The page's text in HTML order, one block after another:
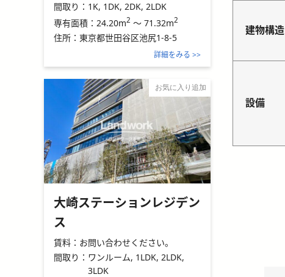
建物構造
設備
間取り： 1K, 1DK, 2DK, 2LDK
専有面積： 24.20m2 ～ 71.32m2
住所： 東京都世田谷区池尻1-8-5
詳細をみる >>
お気に入り追加
大崎ステーションレジデン
ス
賃料： お問い合わせください。
間取り： ワンルーム, 1LDK, 2LDK,
3LDK